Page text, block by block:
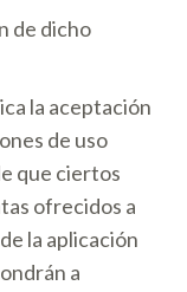
de dicho
la aceptación
de uso
que ciertos
ofrecidos a
la aplicación
a